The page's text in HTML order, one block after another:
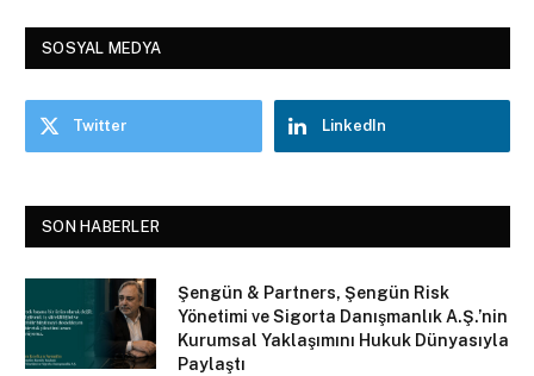
SOSYAL MEDYA
Twitter LinkedIn
SON HABERLER
Şengün & Partners, Şengün Risk
Yönetimi ve Sigorta Danışmanlık A.Ş.’nin
Kurumsal Yaklaşımını Hukuk Dünyasıyla
Paylaştı